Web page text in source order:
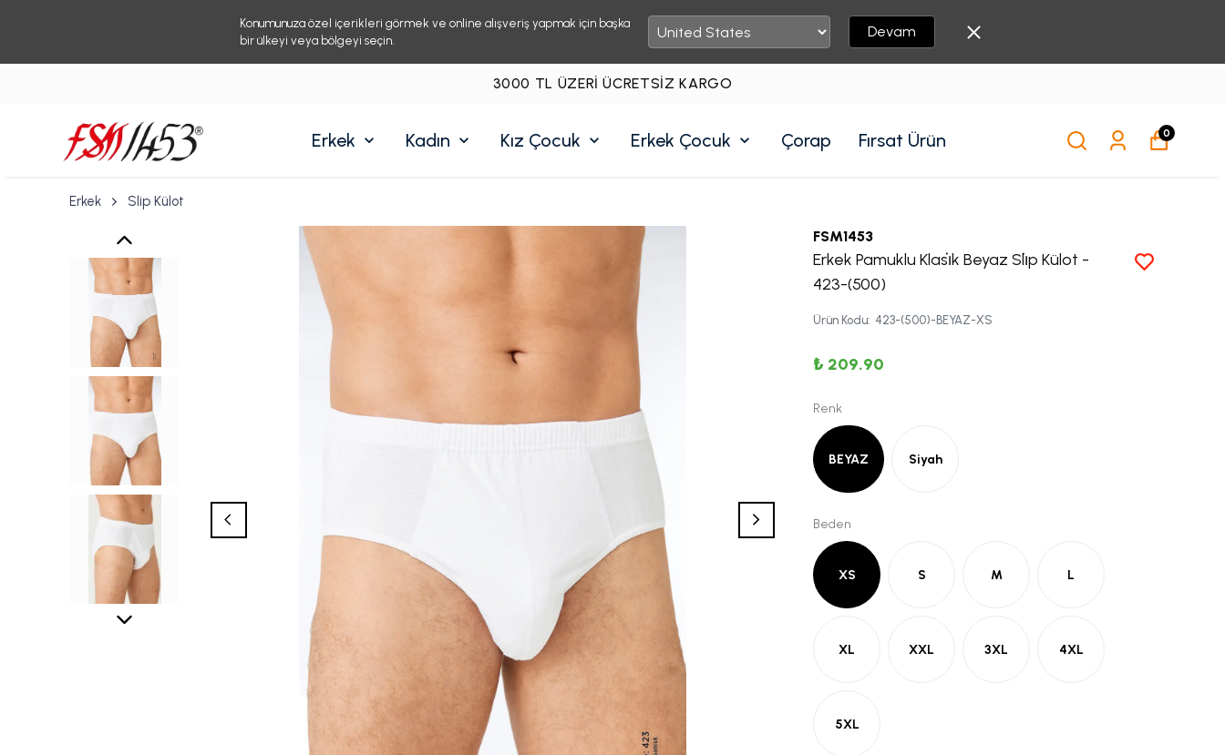
Konumunuza özel içerikleri görmek ve online alışveriş yapmak için başka
bir ülkeyi veya bölgeyi seçin.
Devam
3000 TL ÜZERI ÜCRETSIZ KARGO
Erkek Kadın Kız Çocuk Erkek Çocuk Çorap Fırsat Ürün 0
Erkek Slip Külot
FSM1453
Erkek Pamuklu Klasi̇k Beyaz Sli̇p Külot -
423-(500)
Ürün Kodu: 423-(500)-BEYAZ-XS
₺ 209.90
Renk
BEYAZ Siyah
Beden
XS S M L
XL XXL 3XL 4XL
5XL